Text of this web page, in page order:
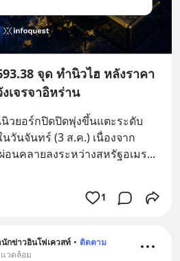
จุด ทำนิวไฮ หลังราคา
เจรจาอิหร่าน
วยอร์กปิดปิดพุ่งขึ้นแตะระดับ
วันจันทร์ (3 ส.ค.) เนื่องจาก
นคลายลงระหว่างสหรัฐอเมร...
1
กข่าวอินโฟเควสท์ • ติดตาม
แวดล้อม